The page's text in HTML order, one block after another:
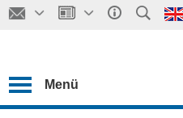
Menü